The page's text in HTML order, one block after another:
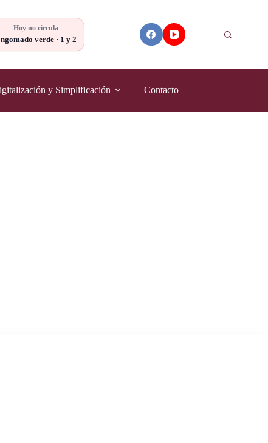
Hoy no circula
verde · 1 y 2
y Simplificación Contacto